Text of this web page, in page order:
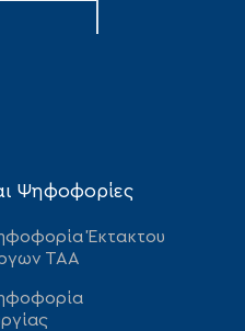
Ψηφοφορίες
Έκτακτου
ΤΑΑ